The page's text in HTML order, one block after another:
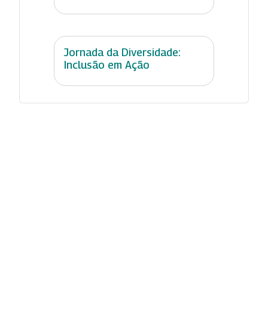
Jornada da Diversidade:
Inclusão em Ação